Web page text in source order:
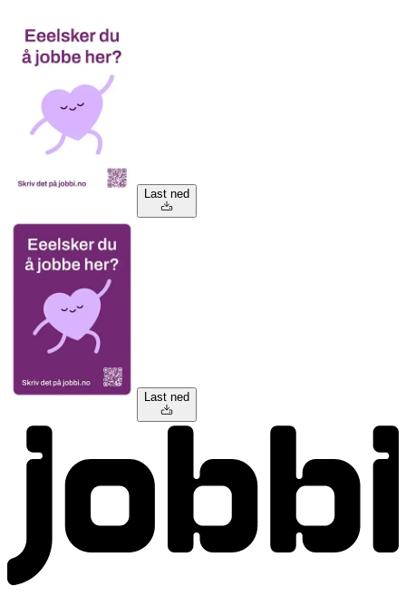
Last ned
Last ned